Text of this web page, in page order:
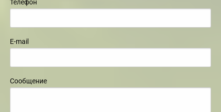
Телефон
E-mail
Сообщение